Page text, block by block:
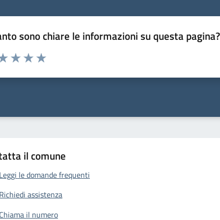
sono chiare le informazioni su questa pagina?
1 a 5 stelle la pagina
il comune
Leggi le domande frequenti
Richiedi assistenza
Chiama il numero